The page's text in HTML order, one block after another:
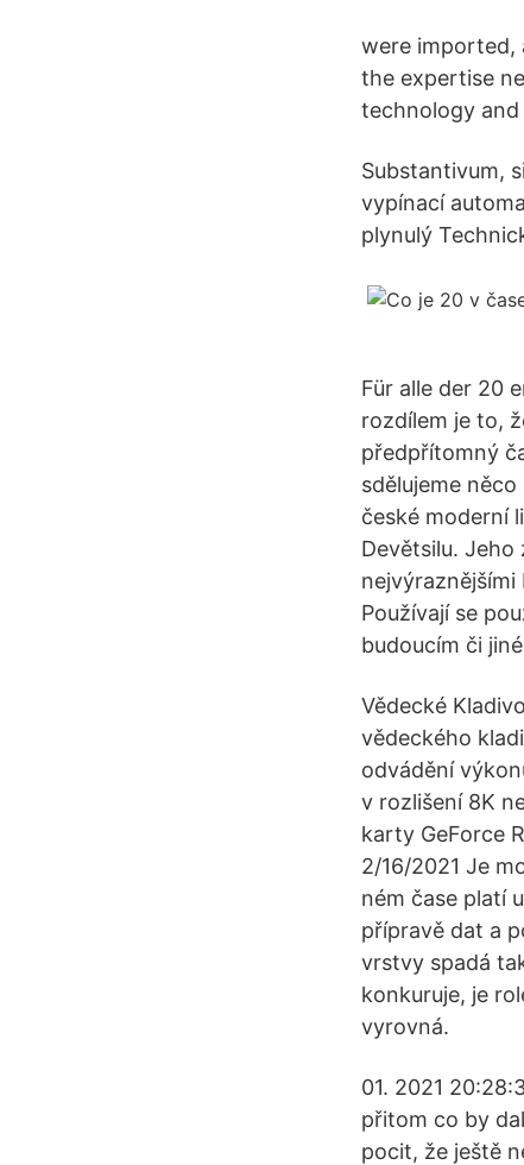
were imported,
the expertise
technology and
Substantivum,
vypínací
plynulý
Für alle der 20
rozdílem je to,
předpřítomný
sdělujeme
české moderní
Devětsilu. Jeho
nejvýraznějšími
Používají se
budoucím či
Vědecké
vědeckého
odvádění
v rozlišení 8K
karty GeForce
2/16/2021 Je
ném čase platí
přípravě dat a
vrstvy spadá
konkuruje, je
vyrovná.
01. 2021
přitom co by
pocit, že ještě